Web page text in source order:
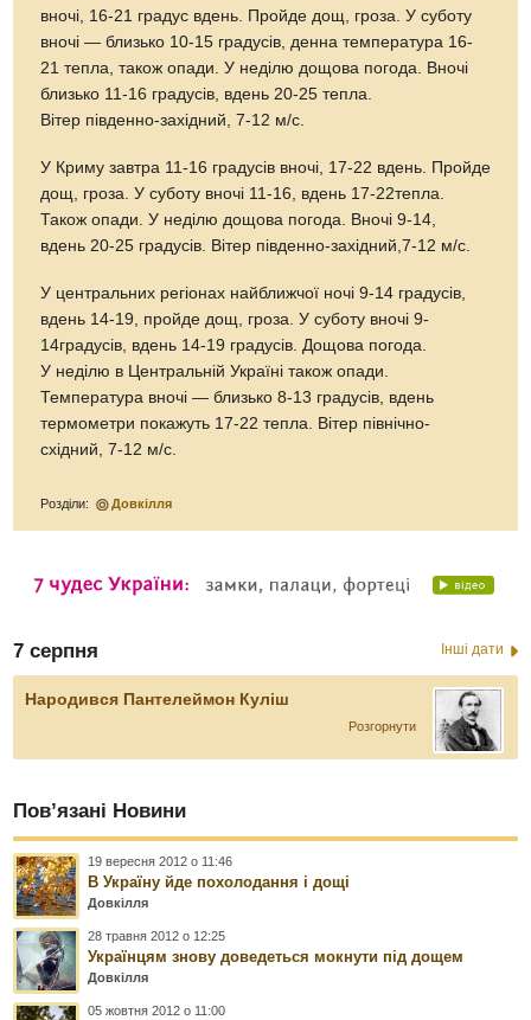
вночі, 16-21 градус вдень. Пройде дощ, гроза. У суботу
вночі — близько 10-15 градусів, денна температура 16-
21 тепла, також опади. У неділю дощова погода. Вночі
близько 11-16 градусів, вдень 20-25 тепла.
Вітер південно-західний, 7-12 м/с.
У Криму завтра 11-16 градусів вночі, 17-22 вдень. Пройде
дощ, гроза. У суботу вночі 11-16, вдень 17-22тепла.
Також опади. У неділю дощова погода. Вночі 9-14,
вдень 20-25 градусів. Вітер південно-західний,7-12 м/с.
У центральних регіонах найближчої ночі 9-14 градусів,
вдень 14-19, пройде дощ, гроза. У суботу вночі 9-
14градусів, вдень 14-19 градусів. Дощова погода.
У неділю в Центральній Україні також опади.
Температура вночі — близько 8-13 градусів, вдень
термометри покажуть 17-22 тепла. Вітер північно-
східний, 7-12 м/с.
Розділи: Довкілля
7 серпня Інші дати
Народився Пантелеймон Куліш
Розгорнути
Пов’язані Новини
19 вересня 2012 о 11:46
В Україну йде похолодання і дощі
Довкілля
28 травня 2012 о 12:25
Українцям знову доведеться мокнути під дощем
Довкілля
05 жовтня 2012 о 11:00